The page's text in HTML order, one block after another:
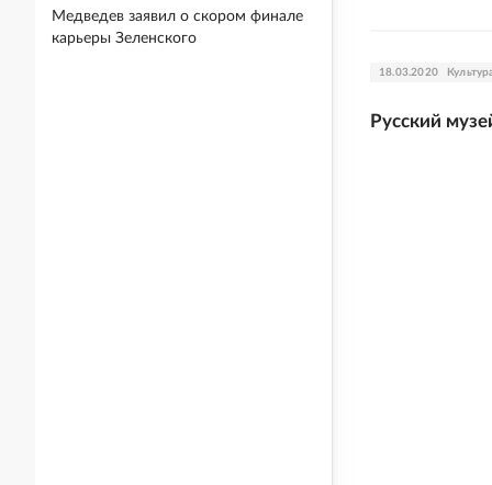
18.03.2020
Русский
Медведев заявил о скором финале
карьеры Зеленского